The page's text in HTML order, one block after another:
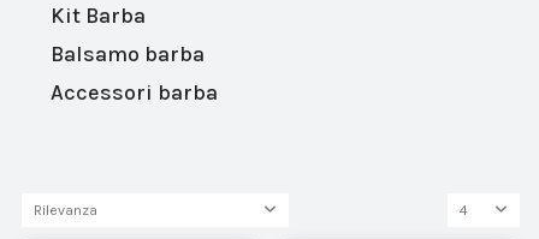
Rilevanza 4
Kit Barba
Balsamo barba
Accessori barba